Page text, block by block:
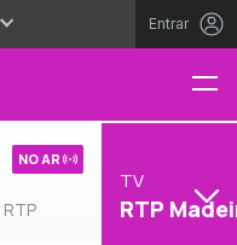
Entrar
NO AR
TV
RTP